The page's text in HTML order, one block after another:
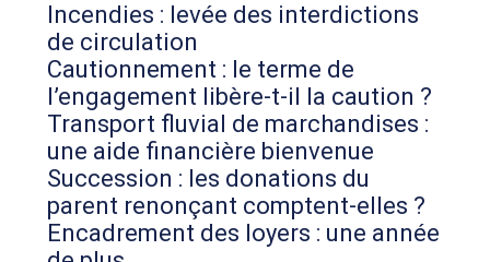
Incendies : levée des interdictions
de circulation
Cautionnement : le terme de
l’engagement libère-t-il la caution ?
Transport fluvial de marchandises :
une aide financière bienvenue
Succession : les donations du
parent renonçant comptent-elles ?
Encadrement des loyers : une année